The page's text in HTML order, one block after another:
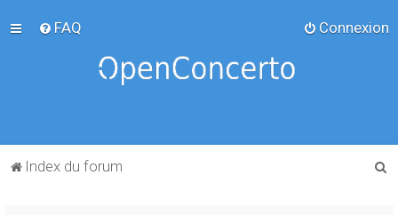
FAQ Connexion
Index du forum